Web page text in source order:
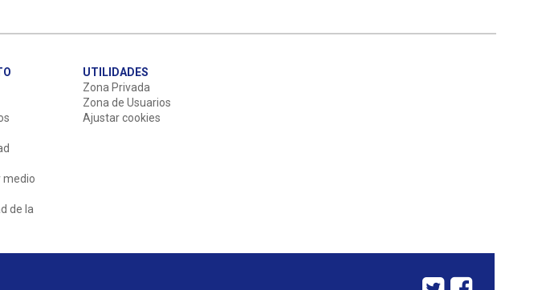
medio
de la
UTILIDADES
Zona Privada
Zona de Usuarios
Ajustar cookies